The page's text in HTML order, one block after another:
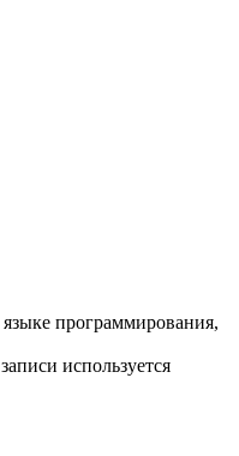
программирования,
используется